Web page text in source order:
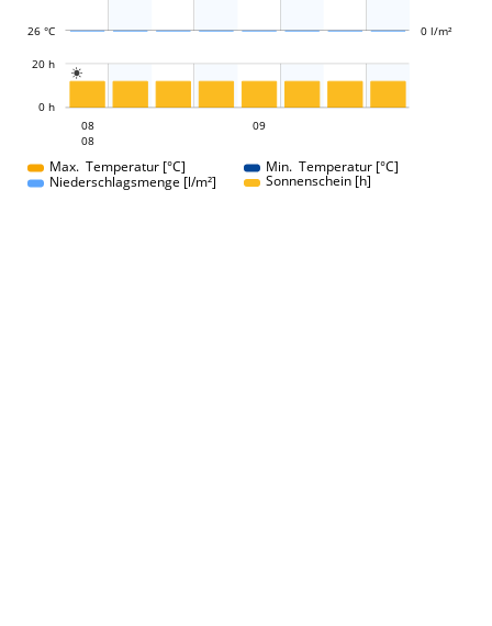
26 °C 0 l/m²

0 h
20 h
08
08
09
Max. Temperatur [°C]
Min. Temperatur [°C]
Niederschlagsmenge [l/m²]
Sonnenschein [h]